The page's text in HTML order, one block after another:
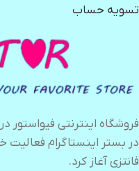
تسویه حساب
در بستر اینستاگرام فعالیت
فانتزی آغاز کرد.